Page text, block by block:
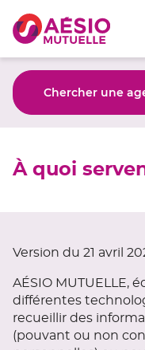
Chercher une
À quoi
Version du 21 avril
AÉSIO MUTUELLE,
différentes
recueillir des
(pouvant ou non